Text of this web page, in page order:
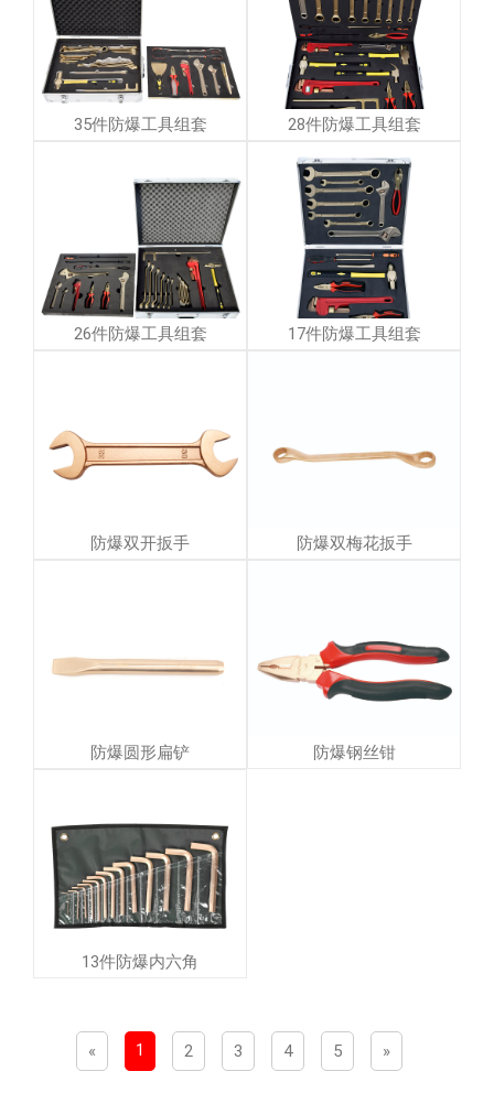
35件防爆工具组套 28件防爆工具组套
26件防爆工具组套 17件防爆工具组套
防爆双开扳手 防爆双梅花扳手
防爆圆形扁铲 防爆钢丝钳
13件防爆内六角
« 1 2 3 4 5 »